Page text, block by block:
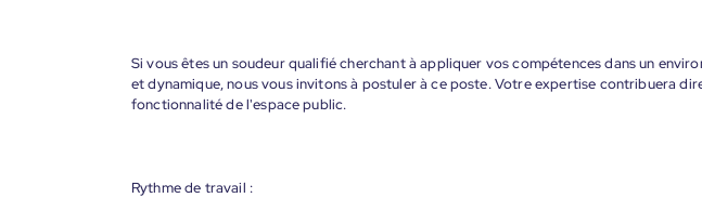
Si vous êtes un soudeur qualifié cherchant à appliquer vos compétences dans un
et dynamique, nous vous invitons à postuler à ce poste. Votre expertise contribuera
fonctionnalité de l'espace public.
Rythme de travail :